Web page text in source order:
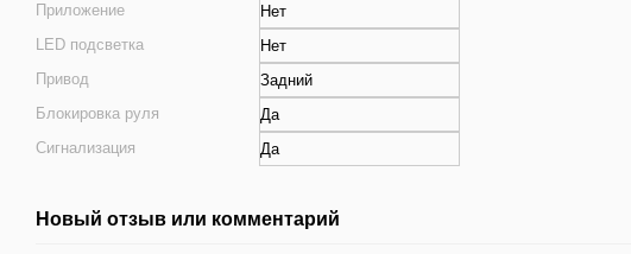
Приложение
Нет
LED подсветка
Нет
Привод
Задний
Блокировка руля
Да
Сигнализация
Да
Новый отзыв или комментарий